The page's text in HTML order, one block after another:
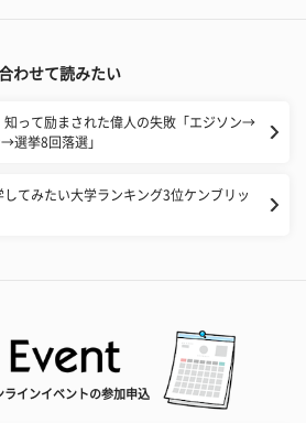
わせて読みたい
知って励まされた偉人の失敗「エジソン→
選挙8回落選」
てみたい大学ランキング3位ケンブリッ
ラインイベントの参加申込